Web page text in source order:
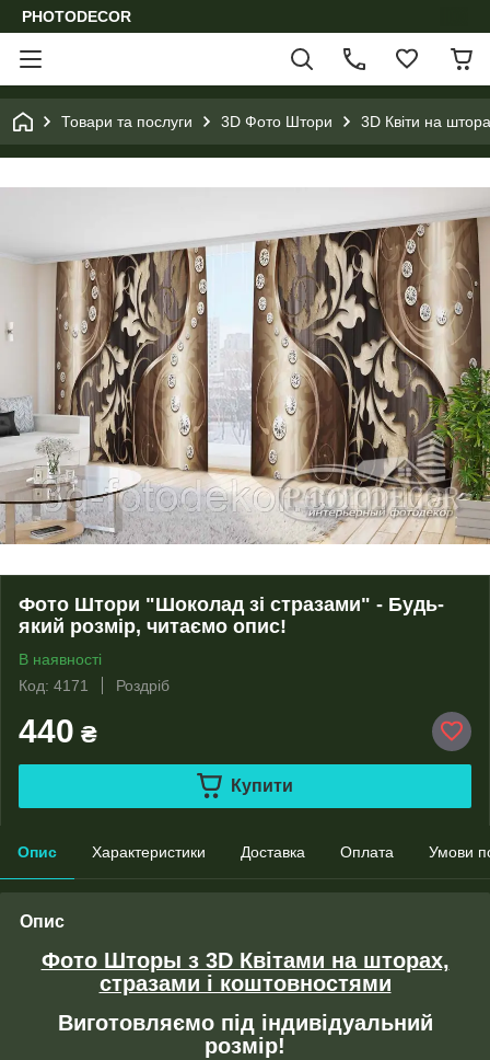
PHOTODECOR
Товари та послуги 3D Фото Штори 3D Квіти на
Фото Штори "Шоколад зі стразами" - Будь-
який розмір, читаємо опис!
В наявності
Код: 4171
Роздріб
440 ₴
Купити
Опис Характеристики Доставка Оплата Умови
Опис
Фото Шторы з 3D Квітами на шторах,
стразами і коштовностями
Виготовляємо під індивідуальний
розмір!